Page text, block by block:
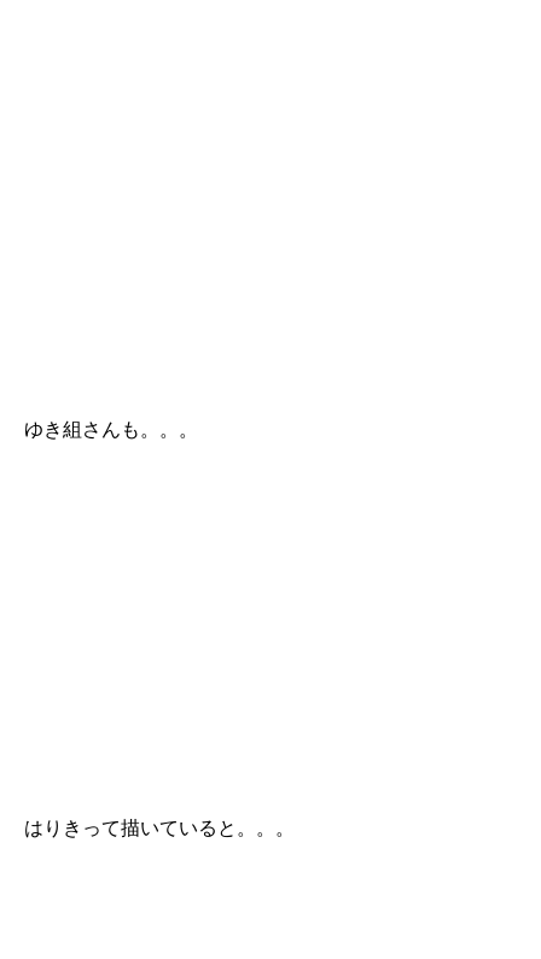
ゆき組さんも。。。
はりきって描いていると。。。